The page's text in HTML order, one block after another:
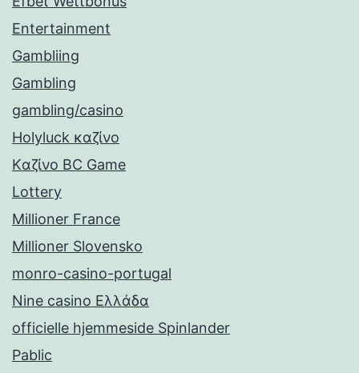
Entertainment
Gambliing
Gambling
gambling/casino
Holyluck καζίνο
Kαζίνο BC Game
Lottery
Millioner France
Millioner Slovensko
monro-casino-portugal
Nine casino Ελλάδα
officielle hjemmeside Spinlander
Pablic